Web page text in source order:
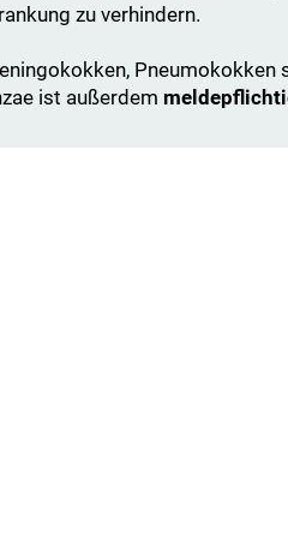
zu verhindern.
Pneumokokken
ist außerdem